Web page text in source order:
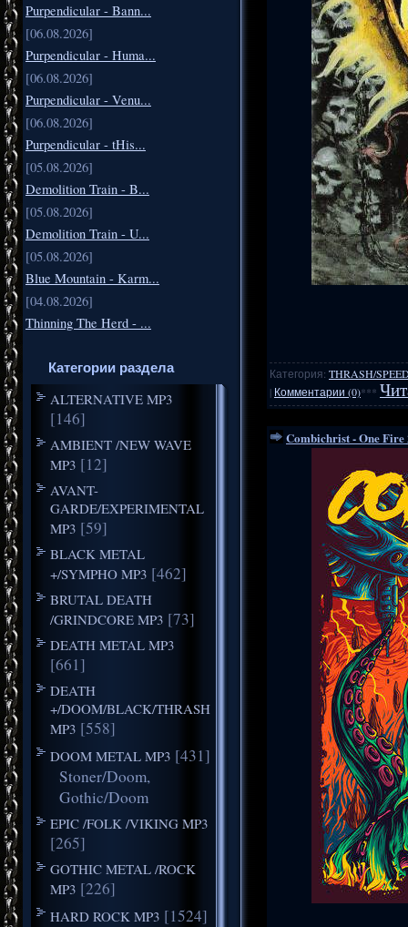
Purpendicular - Bann...
[06.08.2026]
Purpendicular - Huma...
[06.08.2026]
Purpendicular - Venu...
[06.08.2026]
Purpendicular - tHis...
[05.08.2026]
Demolition Train - B...
[05.08.2026]
Demolition Train - U...
[05.08.2026]
Blue Mountain - Karm...
[04.08.2026]
Thinning The Herd - ...
Категории раздела
ALTERNATIVE MP3
[146]
AMBIENT /NEW WAVE
MP3 [12]
AVANT-
GARDE/EXPERIMENTAL
MP3 [59]
BLACK METAL
+/SYMPHO MP3 [462]
BRUTAL DEATH
/GRINDCORE MP3 [73]
DEATH METAL MP3
[661]
DEATH
+/DOOM/BLACK/THRASH
MP3 [558]
DOOM METAL MP3 [431]
Stoner/Doom,
Gothic/Doom
EPIC /FOLK /VIKING MP3
[265]
GOTHIC METAL /ROCK
MP3 [226]
HARD ROCK MP3 [1524]
Категория: THRASH/
| Комментарии (0)***
Combichrist - One Fire